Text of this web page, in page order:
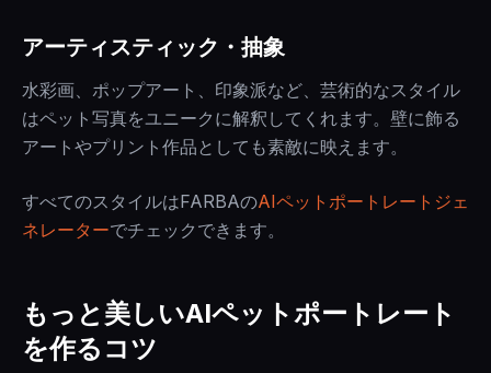
アーティスティック・抽象
水彩画、ポップアート、印象派など、芸術的なスタイル
はペット写真をユニークに解釈してくれます。壁に飾る
アートやプリント作品としても素敵に映えます。
すべてのスタイルはFARBAのAIペットポートレートジェ
ネレーターでチェックできます。
もっと美しいAIペットポートレート
を作るコツ